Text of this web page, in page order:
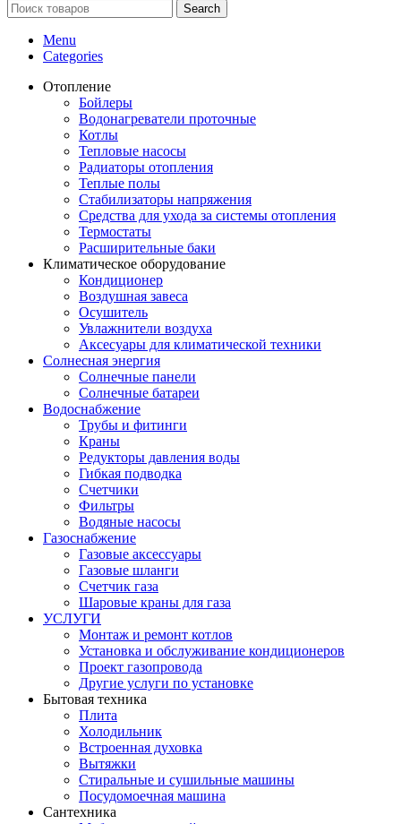
Search
Menu
Categories
Отопление
Бойлеры
Водонагреватели проточные
Котлы
Тепловые насосы
Радиаторы отопления
Теплые полы
Стабилизаторы напряжения
Средства для ухода за системы отопления
Термостаты
Расширительные баки
Климатическое оборудование
Кондиционер
Воздушная завеса
Осушитель
Увлажнители воздуха
Аксесуары для климатической техники
Солнесная энергия
Cолнечные панели
Солнечные батареи
Водоснабжение
Трубы и фитинги
Краны
Редукторы давления воды
Гибкая подводка
Счетчики
Фильтры
Водяные насосы
Газоснабжение
Газовые аксессуары
Газовые шланги
Счетчик газа
Шаровые краны для газа
УСЛУГИ
Монтаж и ремонт котлов
Установка и обслуживание кондиционеров
Проект газопровода
Другие услуги по установке
Бытовая техника
Плита
Холодильник
Встроенная духовка
Вытяжки
Стиральные и сушильные машины
Посудомоечная машина
Сантехника